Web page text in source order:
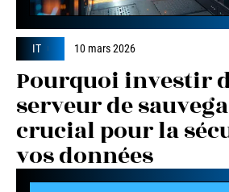
IT 10 mars 2026
Pourquoi investir
serveur de
crucial pour la
vos données